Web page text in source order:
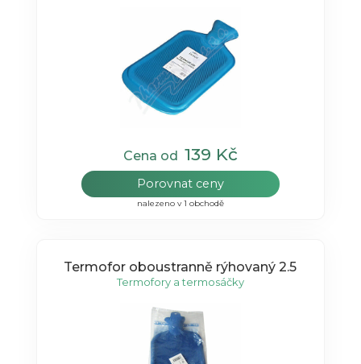
Cena od 139 Kč
Porovnat ceny
nalezeno v 1 obchodě
Termofor oboustranně rýhovaný 2.5
Termofory a termosáčky